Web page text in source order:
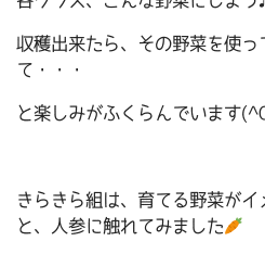
収穫出来たら、その野菜を使
て・・・
と楽しみがふくらんでいます
きらきら組は、育てる野菜が
と、人参に触れてみました